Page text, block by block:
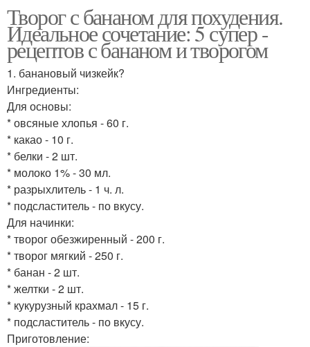
Творог с бананом для похудения.
Идеальное сочетание: 5 супер -
рецептов с бананом и творогом
1. банановый чизкейк?
Ингредиенты:
Для основы:
* овсяные хлопья - 60 г.
* какао - 10 г.
* белки - 2 шт.
* молоко 1% - 30 мл.
* разрыхлитель - 1 ч. л.
* подсластитель - по вкусу.
Для начинки:
* творог обезжиренный - 200 г.
* творог мягкий - 250 г.
* банан - 2 шт.
* желтки - 2 шт.
* кукурузный крахмал - 15 г.
* подсластитель - по вкусу.
Приготовление: